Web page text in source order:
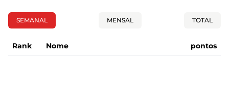
SEMANAL MENSAL TOTAL
Rank Nome pontos